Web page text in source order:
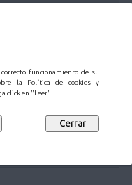
funcionamiento de su
la Política de cookies y
click en "Leer"
Intendente Jefe Policía